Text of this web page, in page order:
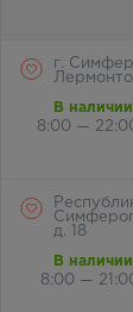
г.
В
8:00 —
д. 18
В
8:00 —